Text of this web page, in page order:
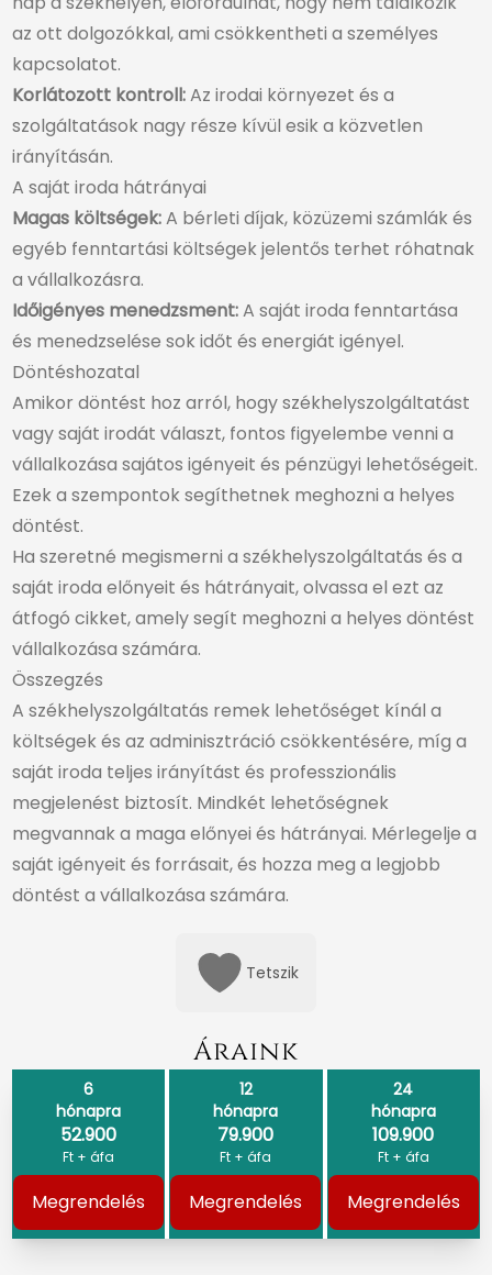
az ott dolgozókkal, ami csökkentheti a személyes
kapcsolatot.
Korlátozott kontroll:Az irodai környezet és a
szolgáltatások nagy része kívül esik a közvetlen
irányításán.
A saját iroda hátrányai
Magas költségek:A bérleti díjak, közüzemi számlák és
egyéb fenntartási költségek jelentős terhet róhatnak
a vállalkozásra.
Időigényes menedzsment:A saját iroda fenntartása
és menedzselése sok időt és energiát igényel.
Döntéshozatal
Amikor döntést hoz arról, hogy székhelyszolgáltatást
vagy saját irodát választ, fontos figyelembe venni a
vállalkozása sajátos igényeit és pénzügyi lehetőségeit.
Ezek a szempontok segíthetnek meghozni a helyes
döntést.
Ha szeretné megismerni a székhelyszolgáltatás és a
saját iroda előnyeit és hátrányait, olvassa el ezt az
átfogó cikket, amely segít meghozni a helyes döntést
vállalkozása számára.
Összegzés
A székhelyszolgáltatás remek lehetőséget kínál a
költségek és az adminisztráció csökkentésére, míg a
saját iroda teljes irányítást és professzionális
megjelenést biztosít. Mindkét lehetőségnek
megvannak a maga előnyei és hátrányai. Mérlegelje a
saját igényeit és forrásait, és hozza meg a legjobb
döntést a vállalkozása számára.
Tetszik
Áraink
6
hónapra
52.900
Ft + áfa
Megrendelés
12
hónapra
79.900
Ft + áfa
Megrendelés
24
hónapra
109.900
Ft + áfa
Megrendelés